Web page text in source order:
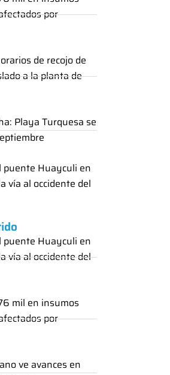
por
de recojo de
a la planta de
Playa Turquesa se
puente Huayculi en
vía al occidente del
puente Huayculi en
vía al occidente del
mil en insumos
por
ve avances en